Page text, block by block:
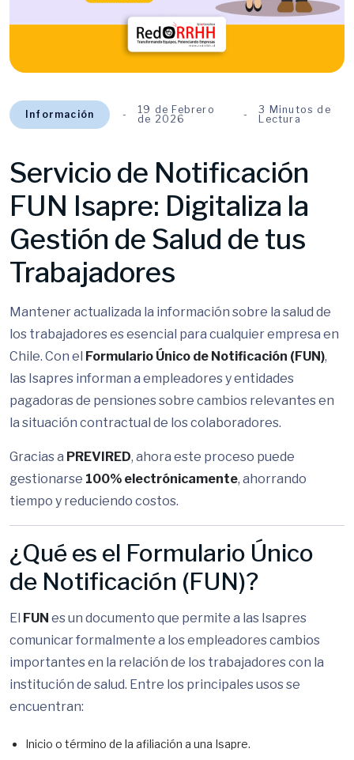
Información
19 de Febrero
de 2026
3 Minutos de
Lectura
Servicio de Notificación
FUN Isapre: Digitaliza la
Gestión de Salud de tus
Trabajadores
Mantener actualizada la información sobre la salud de
los trabajadores es esencial para cualquier empresa en
Chile. Con el Formulario Único de Notificación (FUN),
las Isapres informan a empleadores y entidades
pagadoras de pensiones sobre cambios relevantes en
la situación contractual de los colaboradores.
Gracias a PREVIRED, ahora este proceso puede
gestionarse 100% electrónicamente, ahorrando
tiempo y reduciendo costos.
¿Qué es el Formulario Único
de Notificación (FUN)?
El FUN es un documento que permite a las Isapres
comunicar formalmente a los empleadores cambios
importantes en la relación de los trabajadores con la
institución de salud. Entre los principales usos se
encuentran:
Inicio o término de la afiliación a una Isapre.